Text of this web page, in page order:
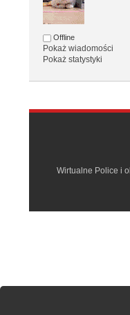
Offline
Pokaż wiadomości
Pokaż statystyki
Wirtualne Police i